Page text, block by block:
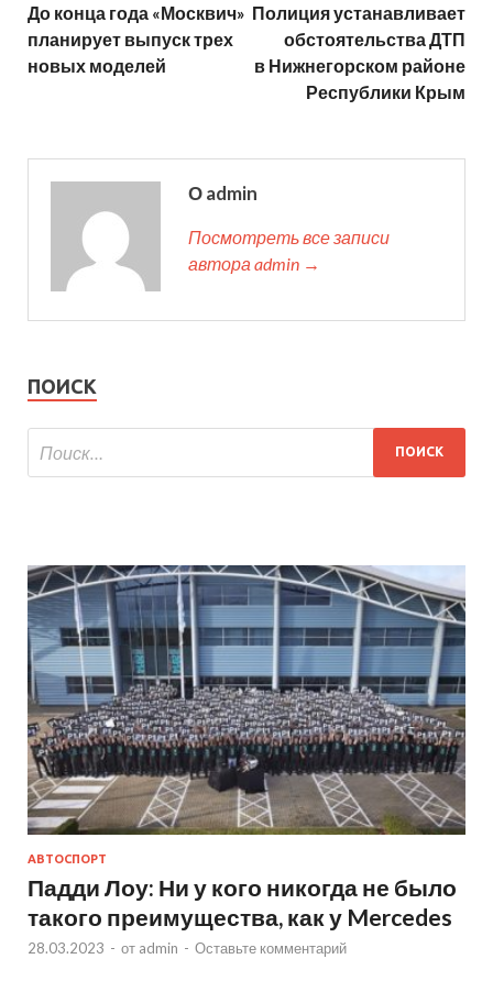
До конца года «Москвич»
планирует выпуск трех
новых моделей
Полиция устанавливает
обстоятельства ДТП
в Нижнегорском районе
Республики Крым
О admin
Посмотреть все записи
автора admin →
ПОИСК
АВТОСПОРТ
Падди Лоу: Ни у кого никогда не было
такого преимущества, как у Mercedes
28.03.2023 - от admin - Оставьте комментарий